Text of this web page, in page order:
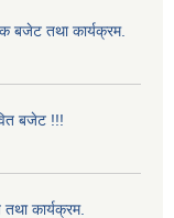
बजेट तथा कार्यक्रम.
बजेट !!!
कार्यक्रम.